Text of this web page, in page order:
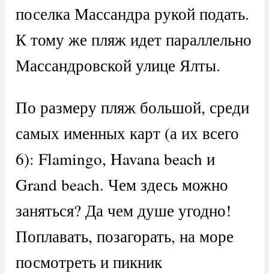
поселка Массандра рукой подать.
К тому же пляж идет параллельно
Массандровской улице Ялты.
По размеру пляж большой, среди
самых именных карт (а их всего
6): Flamingo, Havana beach и
Grand beach. Чем здесь можно
заняться? Да чем душе угодно!
Поплавать, позагорать, на море
посмотреть и пикник